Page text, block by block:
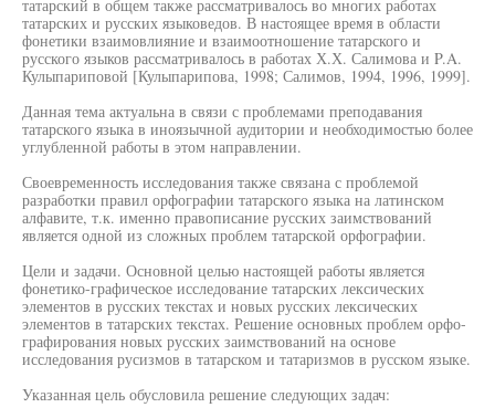
татарский в общем также рассматривалось во многих работах
татарских и русских языковедов. В настоящее время в области
фонетики взаимовлияние и взаимоотношение татарского и
русского языков рассматривалось в работах Х.Х. Салимова и P.A.
Кулыпариповой [Кулыпарипова, 1998; Салимов, 1994, 1996, 1999].
Данная тема актуальна в связи с проблемами преподавания
татарского языка в иноязычной аудитории и необходимостью более
углубленной работы в этом направлении.
Своевременность исследования также связана с проблемой
разработки правил орфографии татарского языка на латинском
алфавите, т.к. именно правописание русских заимствований
является одной из сложных проблем татарской орфографии.
Цели и задачи. Основной целью настоящей работы является
фонетико-графическое исследование татарских лексических
элементов в русских текстах и новых русских лексических
элементов в татарских текстах. Решение основных проблем орфо-
графирования новых русских заимствований на основе
исследования русизмов в татарском и татаризмов в русском языке.
Указанная цель обусловила решение следующих задач: